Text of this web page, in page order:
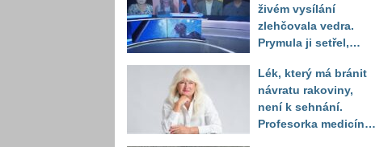
živém vysílání
zlehčovala vedra.
Prymula ji setřel,
číslo
Lék, který má bránit
návratu rakoviny,
není k sehnání.
Profesorka medicíny